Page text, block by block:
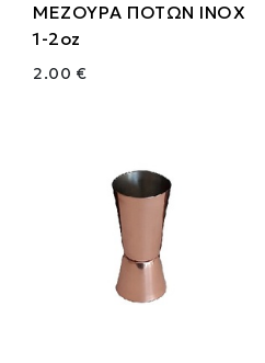
ΜΕΖΟΥΡΑ ΠΟΤΩΝ ΙΝΟΧ
1-2oz
2.00 €